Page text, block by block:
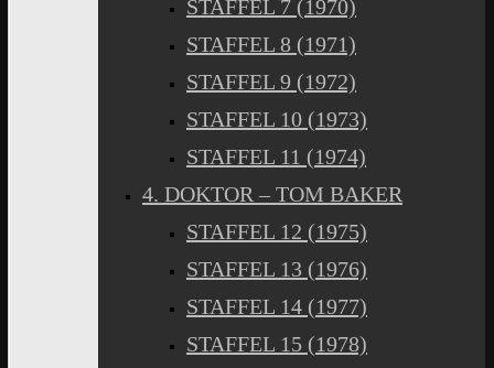
STAFFEL 7 (1970)
STAFFEL 8 (1971)
STAFFEL 9 (1972)
STAFFEL 10 (1973)
STAFFEL 11 (1974)
4. DOKTOR – TOM BAKER
STAFFEL 12 (1975)
STAFFEL 13 (1976)
STAFFEL 14 (1977)
STAFFEL 15 (1978)